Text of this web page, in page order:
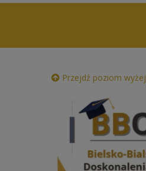
Przejdź poziom wyżej